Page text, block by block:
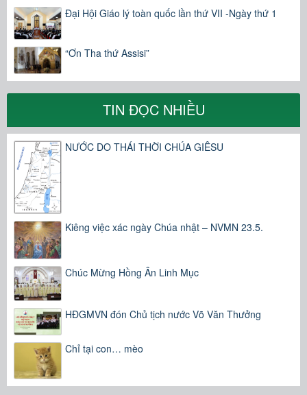
Đại Hội Giáo lý toàn quốc lần thứ VII -Ngày thứ 1
“Ơn Tha thứ Assisi”
TIN ĐỌC NHIỀU
NƯỚC DO THÁI THỜI CHÚA GIÊSU
Kiêng việc xác ngày Chúa nhật – NVMN 23.5.
Chúc Mừng Hồng Ân Linh Mục
HĐGMVN đón Chủ tịch nước Võ Văn Thưởng
Chỉ tại con… mèo